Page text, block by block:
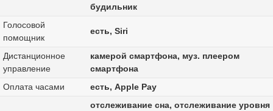
будильник
Голосовой
помощник
есть, Siri
Дистанционное
управление
камерой смартфона, муз. плеером
смартфона
Оплата часами
есть, Apple Pay
отслеживание сна, отслеживание уровня